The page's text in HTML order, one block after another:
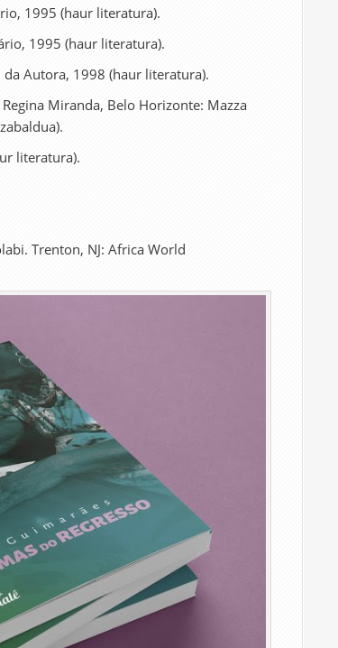
1995 (haur literatura).
1995 (haur literatura).
da Autora, 1998 (haur literatura).
Miranda, Belo Horizonte: Mazza
literatura).
Trenton, NJ: Africa World